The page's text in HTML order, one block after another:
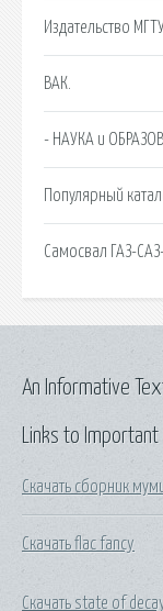
Издательство
ВАК.
- НАУКА и
Популярный
Самосвал ГАЗ-
Links to
Скачать сборник
Скачать flac fancy
Скачать state of
An Informative